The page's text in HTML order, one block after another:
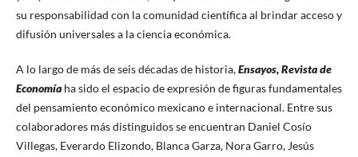
su responsabilidad con la comunidad científica al brindar acceso y
difusión universales a la ciencia económica.
A lo largo de más de seis décadas de historia,Ensayos, Revista de
Economía ha sido el espacio de expresión de figuras fundamentales
del pensamiento económico mexicano e internacional. Entre sus
colaboradores más distinguidos se encuentran Daniel Cosío
Villegas, Everardo Elizondo, Blanca Garza, Nora Garro, Jesús